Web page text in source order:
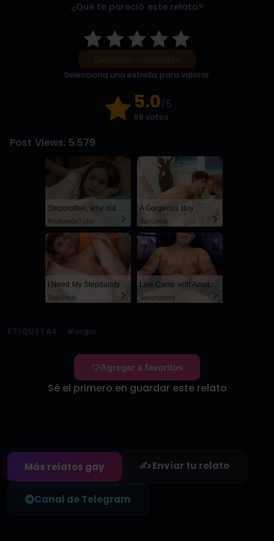
¿Qué te pareció este relato?
Selecciona una estrella para valorar
5.0/5
88 votos
Post Views: 5.579
Stepbrother, why did you show me your dick? Now I want to fuck you with my wet pussy
RedhandsTube
A Gorgeous Boy
SayUncle
I Need My Stepdaddy
SayUncle
Live Cams with Amateur Men
Sexchatters
#orgia
Agregar a favoritos
Sé el primero en guardar este relato
Más relatos gay ✍️ Enviar tu relato
Canal de Telegram